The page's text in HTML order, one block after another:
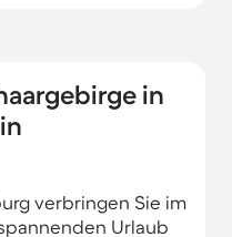
in
verbringen Sie im
Urlaub